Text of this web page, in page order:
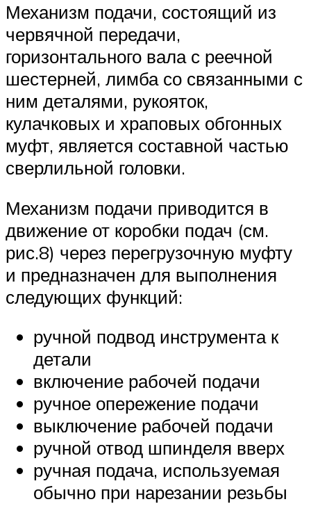
Механизм подачи, состоящий из
червячной передачи,
горизонтального вала с реечной
шестерней, лимба со связанными с
ним деталями, рукояток,
кулачковых и храповых обгонных
муфт, является составной частью
сверлильной головки.
Механизм подачи приводится в
движение от коробки подач (см.
рис.8) через перегрузочную муфту
и предназначен для выполнения
следующих функций:
ручной подвод инструмента к
детали
включение рабочей подачи
ручное опережение подачи
выключение рабочей подачи
ручной отвод шпинделя вверх
ручная подача, используемая
обычно при нарезании резьбы